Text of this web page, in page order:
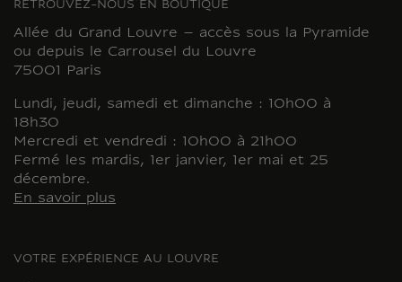
RETROUVEZ-NOUS EN BOUTIQUE
Allée du Grand Louvre – accès sous la Pyramide
ou depuis le Carrousel du Louvre
75001 Paris
Lundi, jeudi, samedi et dimanche : 10h00 à
18h30
Mercredi et vendredi : 10h00 à 21h00
Fermé les mardis, 1er janvier, 1er mai et 25
décembre.
En savoir plus
VOTRE EXPÉRIENCE AU LOUVRE